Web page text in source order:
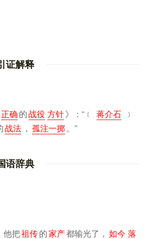
证解释
正确的战役 方针》 ：“﹝ 蒋介石
﹞
战法 ， 孤注一掷 。”
语辞典
他把祖传的家产都输光了， 如今 落